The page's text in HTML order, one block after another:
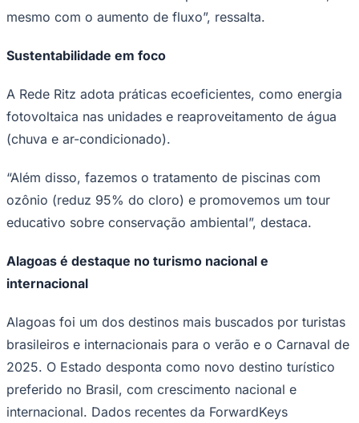
mesmo com o aumento de fluxo”, ressalta.
Sustentabilidade em foco
A Rede Ritz adota práticas ecoeficientes, como energia
fotovoltaica nas unidades e reaproveitamento de água
(chuva e ar-condicionado).
“Além disso, fazemos o tratamento de piscinas com
ozônio (reduz 95% do cloro) e promovemos um tour
educativo sobre conservação ambiental”, destaca.
Alagoas é destaque no turismo nacional e
internacional
Alagoas foi um dos destinos mais buscados por turistas
brasileiros e internacionais para o verão e o Carnaval de
2025. O Estado desponta como novo destino turístico
preferido no Brasil, com crescimento nacional e
internacional. Dados recentes da ForwardKeys